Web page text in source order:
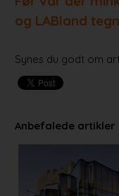
og LABland
Synes du godt om
Anbefalede artikler